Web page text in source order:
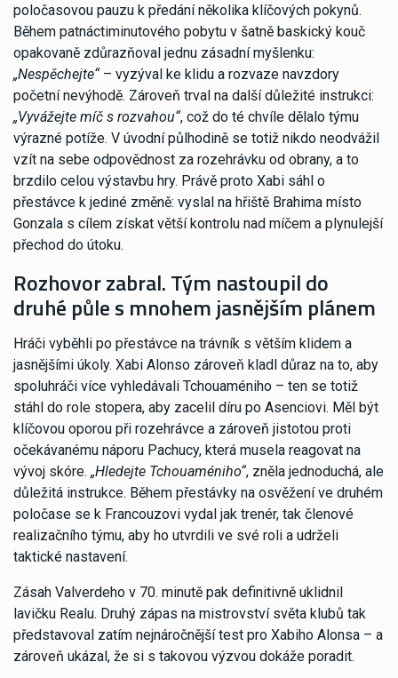
poločasovou pauzu k předání několika klíčových pokynů.
Během patnáctiminutového pobytu v šatně baskický kouč
opakovaně zdůrazňoval jednu zásadní myšlenku:
„Nespěchejte“– vyzýval ke klidu a rozvaze navzdory
početní nevýhodě. Zároveň trval na další důležité instrukci:
„Vyvážejte míč s rozvahou“, což do té chvíle dělalo týmu
výrazné potíže. V úvodní půlhodině se totiž nikdo neodvážil
vzít na sebe odpovědnost za rozehrávku od obrany, a to
brzdilo celou výstavbu hry. Právě proto Xabi sáhl o
přestávce k jediné změně: vyslal na hřiště Brahima místo
Gonzala s cílem získat větší kontrolu nad míčem a plynulejší
přechod do útoku.
Rozhovor zabral. Tým nastoupil do
druhé půle s mnohem jasnějším plánem
Hráči vyběhli po přestávce na trávník s větším klidem a
jasnějšími úkoly. Xabi Alonso zároveň kladl důraz na to, aby
spoluhráči více vyhledávali Tchouaméniho – ten se totiž
stáhl do role stopera, aby zacelil díru po Asenciovi. Měl být
klíčovou oporou při rozehrávce a zároveň jistotou proti
očekávanému náporu Pachucy, která musela reagovat na
vývoj skóre. „Hledejte Tchouaméniho“, zněla jednoduchá, ale
důležitá instrukce. Během přestávky na osvěžení ve druhém
poločase se k Francouzovi vydal jak trenér, tak členové
realizačního týmu, aby ho utvrdili ve své roli a udrželi
taktické nastavení.
Zásah Valverdeho v 70. minutě pak definitivně uklidnil
lavičku Realu. Druhý zápas na mistrovství světa klubů tak
představoval zatím nejnáročnější test pro Xabiho Alonsa – a
zároveň ukázal, že si s takovou výzvou dokáže poradit.